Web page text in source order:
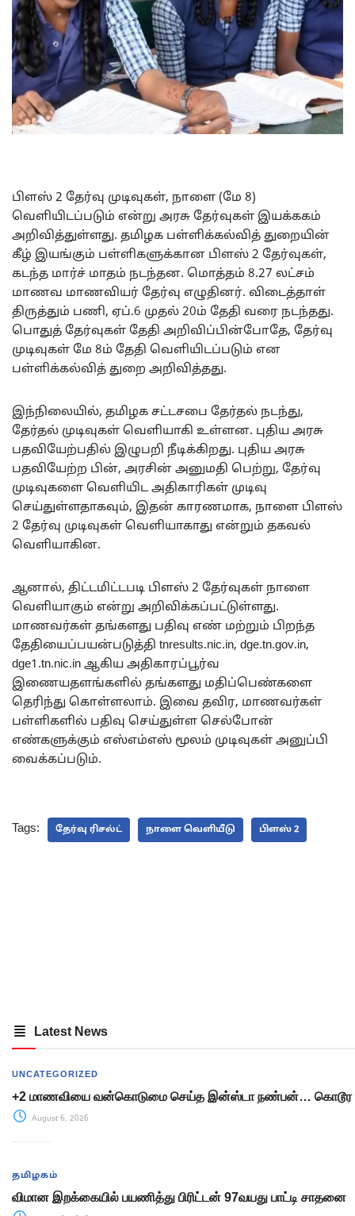
பிளஸ் 2 தேர்வு முடிவுகள், நாளை (மே 8)
வெளியிடப்படும் என்று அரசு தேர்வுகள் இயக்ககம்
அறிவித்துள்ளது. தமிழக பள்ளிக்கல்வித் துறையின்
கீழ் இயங்கும் பள்ளிகளுக்கான பிளஸ் 2 தேர்வுகள்,
கடந்த மார்ச் மாதம் நடந்தன. மொத்தம் 8.27 லட்சம்
மாணவ மாணவியர் தேர்வு எழுதினர். விடைத்தாள்
திருத்தும் பணி, ஏப்.6 முதல் 20ம் தேதி வரை நடந்தது.
பொதுத் தேர்வுகள் தேதி அறிவிப்பின்போதே, தேர்வு
முடிவுகள் மே 8ம் தேதி வெளியிடப்படும் என
பள்ளிக்கல்வித் துறை அறிவித்தது.
இந்நிலையில், தமிழக சட்டசபை தேர்தல் நடந்து,
தேர்தல் முடிவுகள் வெளியாகி உள்ளன. புதிய அரசு
பதவியேற்பதில் இழுபறி நீடிக்கிறது. புதிய அரசு
பதவியேற்ற பின், அரசின் அனுமதி பெற்று, தேர்வு
முடிவுகளை வெளியிட அதிகாரிகள் முடிவு
செய்துள்ளதாகவும், இதன் காரணமாக, நாளை பிளஸ்
2 தேர்வு முடிவுகள் வெளியாகாது என்றும் தகவல்
வெளியாகின.
ஆனால், திட்டமிட்டபடி பிளஸ் 2 தேர்வுகள் நாளை
வெளியாகும் என்று அறிவிக்கப்பட்டுள்ளது.
மாணவர்கள் தங்களது பதிவு எண் மற்றும் பிறந்த
தேதியைப்பயன்படுத்தி tnresults.nic.in, dge.tn.gov.in,
dge1.tn.nic.in ஆகிய அதிகாரப்பூர்வ
இணையதளங்களில் தங்களது மதிப்பெண்களை
தெரிந்து கொள்ளலாம். இவை தவிர, மாணவர்கள்
பள்ளிகளில் பதிவு செய்துள்ள செல்போன்
எண்களுக்கும் எஸ்எம்எஸ் மூலம் முடிவுகள் அனுப்பி
வைக்கப்படும்.
Tags: தேர்வு ரிசல்ட் நாளை வெளியீடு பிளஸ் 2
Latest News
UNCATEGORIZED
+2 மாணவியை வன்கொடுமை செய்த இன்ஸ்டா நண்பன்… கொடூர
August 6, 2026
தமிழகம்
விமான இறக்கையில் பயணித்து பிரிட்டன் 97வயது பாட்டி சாதனை